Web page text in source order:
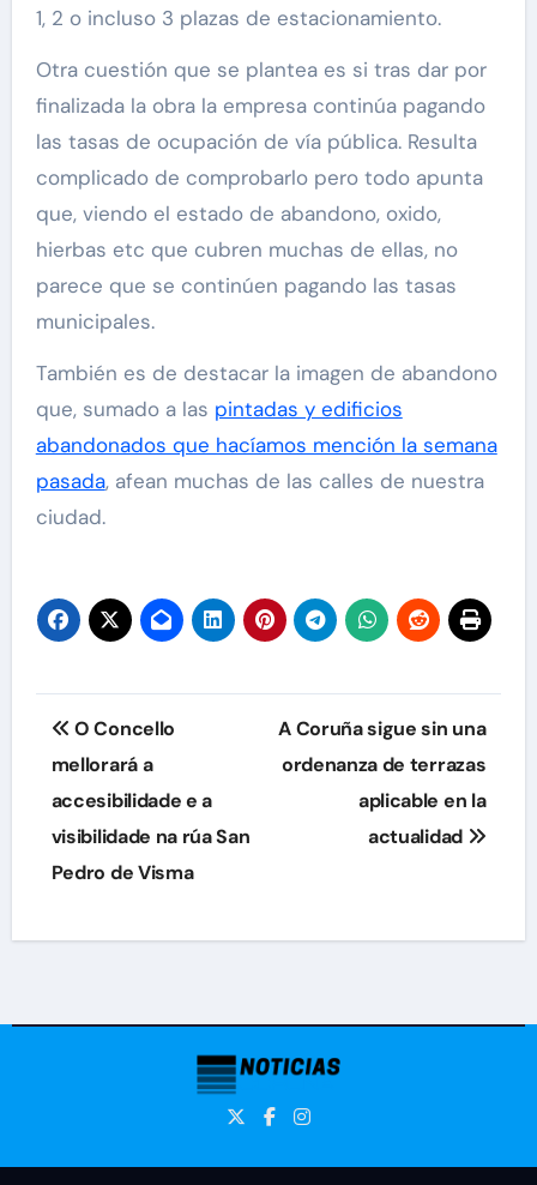
1, 2 o incluso 3 plazas de estacionamiento.
Otra cuestión que se plantea es si tras dar por
finalizada la obra la empresa continúa pagando
las tasas de ocupación de vía pública. Resulta
complicado de comprobarlo pero todo apunta
que, viendo el estado de abandono, oxido,
hierbas etc que cubren muchas de ellas, no
parece que se continúen pagando las tasas
municipales.
También es de destacar la imagen de abandono
que, sumado a las pintadas y edificios
abandonados que hacíamos mención la semana
pasada, afean muchas de las calles de nuestra
ciudad.
Navegación
de
entradas
O Concello
mellorará a
accesibilidade e a
visibilidade na rúa San
Pedro de Visma
A Coruña sigue sin una
ordenanza de terrazas
aplicable en la
actualidad